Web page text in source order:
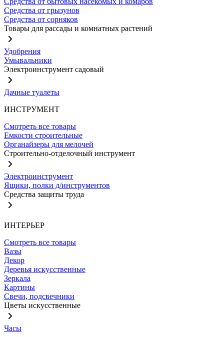
Средства от грызунов
Средства от сорняков
Товары для рассады и комнатных растений
Удобрения
Умывальники
Электроинструмент садовый
Дачные туалеты
ИНСТРУМЕНТ
Смотреть все товары
Емкости строительные
Органайзеры для мелочей
Строительно-отделочный инструмент
Электроинструмент
Ящики, полки д/инструментов
Средства защиты труда
ИНТЕРЬЕР
Смотреть все товары
Вазы
Декор
Деревья искусственные
Зеркала
Картины
Свечи, подсвечники
Цветы искусственные
Часы